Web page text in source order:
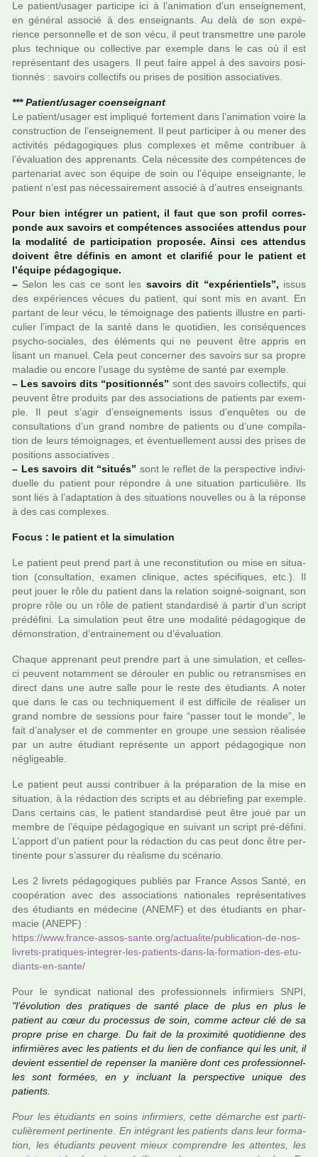
Le patient/usager par­ti­cipe ici à l’ani­ma­tion d’un ensei­gne­ment,
en géné­ral asso­cié à des ensei­gnants. Au delà de son expé­
rience per­son­nelle et de son vécu, il peut trans­met­tre une parole
plus tech­ni­que ou col­lec­tive par exem­ple dans le cas où il est
repré­sen­tant des usa­gers. Il peut faire appel à des savoirs posi­
tion­nés : savoirs col­lec­tifs ou prises de posi­tion asso­cia­ti­ves.
*** Patient/usager coen­sei­gnant
Le patient/usager est impli­qué for­te­ment dans l’ani­ma­tion voire la
cons­truc­tion de l’ensei­gne­ment. Il peut par­ti­ci­per à ou mener des
acti­vi­tés péda­go­gi­ques plus com­plexes et même contri­buer à
l’évaluation des appre­nants. Cela néces­site des com­pé­ten­ces de
par­te­na­riat avec son équipe de soin ou l’équipe ensei­gnante, le
patient n’est pas néces­sai­re­ment asso­cié à d’autres ensei­gnants.
Pour bien inté­grer un patient, il faut que son profil cor­res­
ponde aux savoirs et com­pé­ten­ces asso­ciées atten­dus pour
la moda­lité de par­ti­ci­pa­tion pro­po­sée. Ainsi ces atten­dus
doi­vent être défi­nis en amont et cla­ri­fié pour le patient et
l’équipe péda­go­gi­que.
– Selon les cas ce sont les savoirs dit “expé­rien­tiels”, issus
des expé­rien­ces vécues du patient, qui sont mis en avant. En
par­tant de leur vécu, le témoi­gnage des patients illus­tre en par­ti­
cu­lier l’impact de la santé dans le quo­ti­dien, les consé­quen­ces
psycho-socia­les, des éléments qui ne peu­vent être appris en
lisant un manuel. Cela peut concer­ner des savoirs sur sa propre
mala­die ou encore l’usage du sys­tème de santé par exem­ple.
– Les savoirs dits “posi­tion­nés” sont des savoirs col­lec­tifs, qui
peu­vent être pro­duits par des asso­cia­tions de patients par exem­
ple. Il peut s’agir d’ensei­gne­ments issus d’enquê­tes ou de
consul­ta­tions d’un grand nombre de patients ou d’une com­pi­la­
tion de leurs témoi­gna­ges, et éventuellement aussi des prises de
posi­tions asso­cia­ti­ves .
– Les savoirs dit “situés” sont le reflet de la pers­pec­tive indi­vi­
duelle du patient pour répon­dre à une situa­tion par­ti­cu­lière. Ils
sont liés à l’adap­ta­tion à des situa­tions nou­vel­les ou à la réponse
à des cas com­plexes.
Focus : le patient et la simu­la­tion
Le patient peut prend part à une recons­ti­tu­tion ou mise en situa­
tion (consul­ta­tion, examen cli­ni­que, actes spé­ci­fi­ques, etc.). Il
peut jouer le rôle du patient dans la rela­tion soigné-soi­gnant, son
propre rôle ou un rôle de patient stan­dar­disé à partir d’un script
pré­dé­fini. La simu­la­tion peut être une moda­lité péda­go­gi­que de
démons­tra­tion, d’entrai­ne­ment ou d’évaluation.
Chaque appre­nant peut pren­dre part à une simu­la­tion, et celles-
ci peu­vent notam­ment se dérou­ler en public ou retrans­mi­ses en
direct dans une autre salle pour le reste des étudiants. A noter
que dans le cas ou tech­ni­que­ment il est dif­fi­cile de réa­li­ser un
grand nombre de ses­sions pour faire “passer tout le monde”, le
fait d’ana­ly­ser et de com­men­ter en groupe une ses­sion réa­li­sée
par un autre étudiant repré­sente un apport péda­go­gi­que non
négli­gea­ble.
Le patient peut aussi contri­buer à la pré­pa­ra­tion de la mise en
situa­tion, à la rédac­tion des scripts et au débrie­fing par exem­ple.
Dans cer­tains cas, le patient stan­dar­disé peut être joué par un
membre de l’équipe péda­go­gi­que en sui­vant un script pré-défini.
L’apport d’un patient pour la rédac­tion du cas peut donc être per­
ti­nente pour s’assu­rer du réa­lisme du scé­na­rio.
Les 2 livrets péda­go­gi­ques publiés par France Assos Santé, en
coo­pé­ra­tion avec des asso­cia­tions natio­na­les repré­sen­ta­ti­ves
des étudiants en méde­cine (ANEMF) et des étudiants en phar­
ma­cie (ANEPF) :
https://www.france-assos-sante.org/actua­lite/publi­ca­tion-de-nos-
livrets-pra­ti­ques-inte­grer-les-patients-dans-la-for­ma­tion-des-etu­
diants-en-sante/
Pour le syn­di­cat natio­nal des pro­fes­sion­nels infir­miers SNPI,
"l’évolution des pra­ti­ques de santé place de plus en plus le
patient au cœur du pro­ces­sus de soin, comme acteur clé de sa
propre prise en charge. Du fait de la proxi­mité quo­ti­dienne des
infir­miè­res avec les patients et du lien de confiance qui les unit, il
devient essen­tiel de repen­ser la manière dont ces pro­fes­sion­nel­
les sont for­mées, en y incluant la pers­pec­tive unique des
patients.
Pour les étudiants en soins infir­miers, cette démar­che est par­ti­
cu­liè­re­ment per­ti­nente. En inté­grant les patients dans leur for­ma­
tion, les étudiants peu­vent mieux com­pren­dre les atten­tes, les